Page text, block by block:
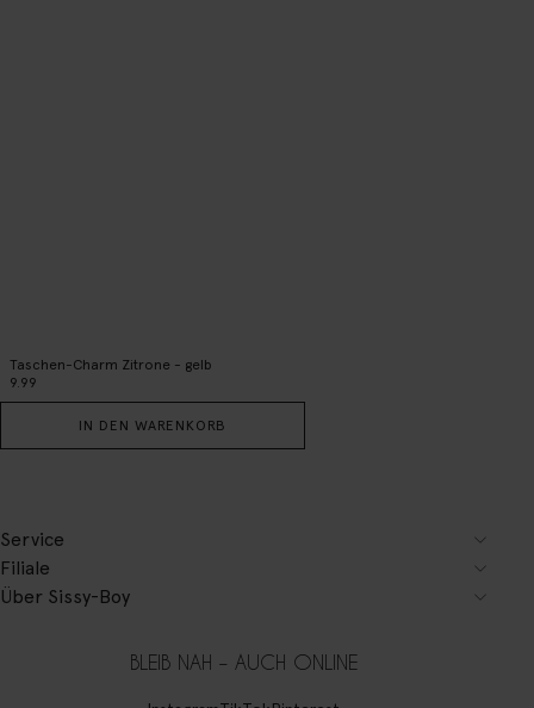
Taschen-Charm Zitrone - gelb
9.99
IN DEN WARENKORB
Service
Filiale
Über Sissy-Boy
BLEIB NAH – AUCH ONLINE